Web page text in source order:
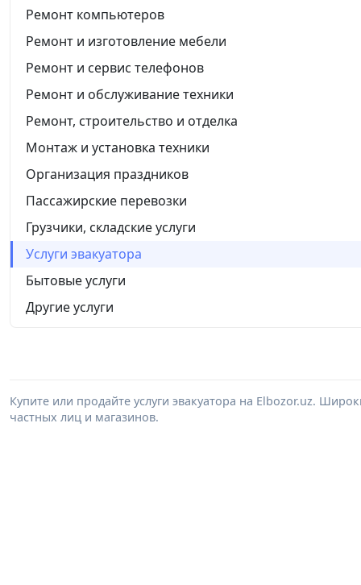
Ремонт компьютеров
Ремонт и изготовление мебели
Ремонт и сервис телефонов
Ремонт и обслуживание техники
Ремонт, строительство и отделка
Монтаж и установка техники
Организация праздников
Пассажирские перевозки
Грузчики, складские услуги
Услуги эвакуатора
Бытовые услуги
Другие услуги
Купите или продайте услуги эвакуатора на Elbozor.uz.
частных лиц и магазинов.